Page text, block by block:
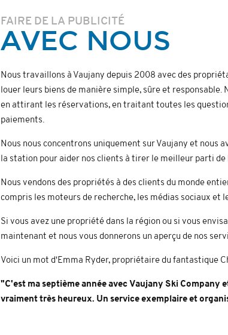
FAIRE DE LA PUBLICITÉ
AVEC NOUS
Nous travaillons à Vaujany depuis 2008 avec des
louer leurs biens de manière simple, sûre et
en attirant les réservations, en traitant toutes les
paiements.
Nous nous concentrons uniquement sur Vaujany et nous
la station pour aider nos clients à tirer le meilleur parti de
Nous vendons des propriétés à des clients du monde
compris les moteurs de recherche, les médias sociaux et
Si vous avez une propriété dans la région ou si vous
maintenant et nous vous donnerons un aperçu de nos
Voici un mot d'Emma Ryder, propriétaire du fantastique
"C'est ma septième année avec Vaujany Ski Company
vraiment très heureux. Un service exemplaire et